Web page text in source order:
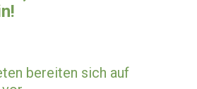
bereiten sich auf